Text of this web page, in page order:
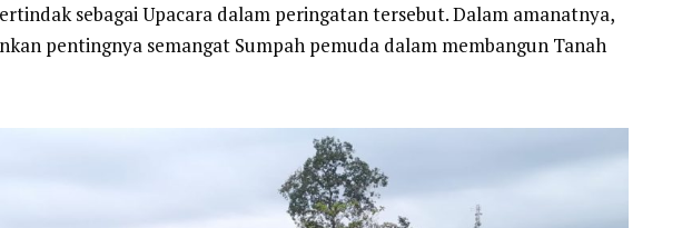
sebagai Upacara dalam peringatan tersebut. Dalam amanatnya,
pentingnya semangat Sumpah pemuda dalam membangun Tanah